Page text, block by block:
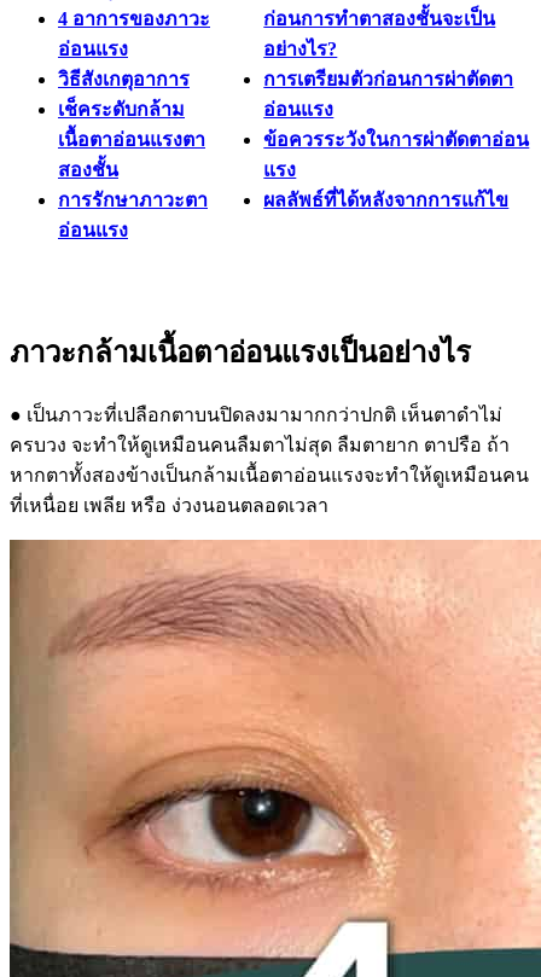
4 อาการของภาวะ
อ่อนแรง
วิธีสังเกตุอาการ
เช็คระดับกล้าม
เนื้อตาอ่อนแรงตา
สองชั้น
การรักษาภาวะตา
อ่อนแรง
ก่อนการทำตาสองชั้นจะเป็น
อย่างไร?
การเตรียมตัวก่อนการผ่าตัดตา
อ่อนแรง
ข้อควรระวังในการผ่าตัดตาอ่อน
แรง
ผลลัพธ์ที่ได้หลังจากการแก้ไข
ภาวะกล้ามเนื้อตาอ่อนแรงเป็นอย่างไร
● เป็นภาวะที่เปลือกตาบนปิดลงมามากกว่าปกติ เห็นตาดำไม่
ครบวง จะทำให้ดูเหมือนคนลืมตาไม่สุด ลืมตายาก ตาปรือ ถ้า
หากตาทั้งสองข้างเป็นกล้ามเนื้อตาอ่อนแรงจะทำให้ดูเหมือนคน
ที่เหนื่อย เพลีย หรือ ง่วงนอนตลอดเวลา